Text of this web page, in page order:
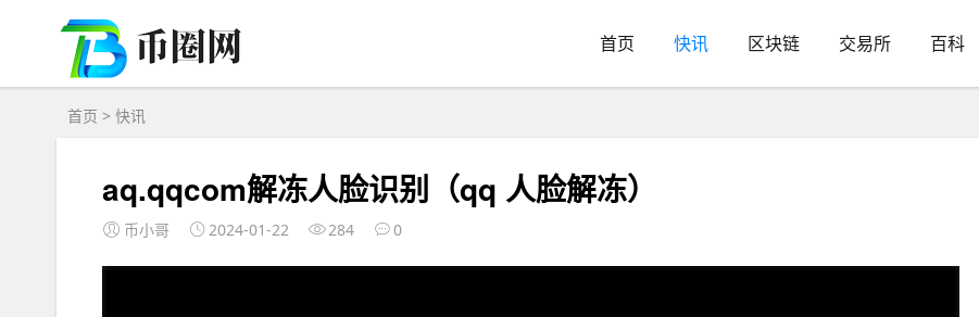
首页 快讯 区块链 交易所 百科
首页 > 快讯
aq.qqcom解冻人脸识别（qq 人脸解冻）
币小哥 2024-01-22 284 0